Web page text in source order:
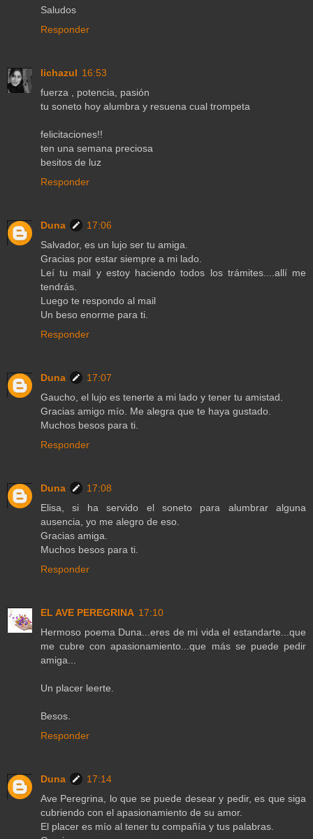
Saludos
Responder
lichazul 16:53
fuerza , potencia, pasión
tu soneto hoy alumbra y resuena cual trompeta
felicitaciones!!
ten una semana preciosa
besitos de luz
Responder
Duna
17:06
Salvador, es un lujo ser tu amiga.
Gracias por estar siempre a mi lado.
Leí tu mail y estoy haciendo todos los trámites....allí me
tendrás.
Luego te respondo al mail
Un beso enorme para ti.
Responder
Duna
17:07
Gaucho, el lujo es tenerte a mi lado y tener tu amistad.
Gracias amigo mío. Me alegra que te haya gustado.
Muchos besos para ti.
Responder
Duna
17:08
Elisa, si ha servido el soneto para alumbrar alguna
ausencia, yo me alegro de eso.
Gracias amiga.
Muchos besos para ti.
Responder
EL AVE PEREGRINA 17:10
Hermoso poema Duna...eres de mi vida el estandarte...que
me cubre con apasionamiento...que más se puede pedir
amiga...
Un placer leerte.
Besos.
Responder
Duna
17:14
Ave Peregrina, lo que se puede desear y pedir, es que siga
cubriendo con el apasionamiento de su amor.
El placer es mío al tener tu compañía y tus palabras.